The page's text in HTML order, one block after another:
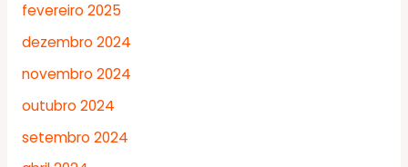
fevereiro 2025
dezembro 2024
novembro 2024
outubro 2024
setembro 2024